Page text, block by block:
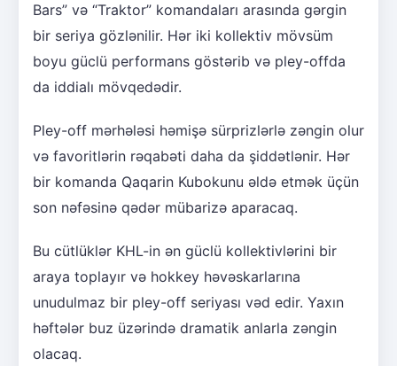
Bars” və “Traktor” komandaları arasında gərgin
bir seriya gözlənilir. Hər iki kollektiv mövsüm
boyu güclü performans göstərib və pley-offda
da iddialı mövqedədir.
Pley-off mərhələsi həmişə sürprizlərlə zəngin olur
və favoritlərin rəqabəti daha da şiddətlənir. Hər
bir komanda Qaqarin Kubokunu əldə etmək üçün
son nəfəsinə qədər mübarizə aparacaq.
Bu cütlüklər KHL-in ən güclü kollektivlərini bir
araya toplayır və hokkey həvəskarlarına
unudulmaz bir pley-off seriyası vəd edir. Yaxın
həftələr buz üzərində dramatik anlarla zəngin
olacaq.